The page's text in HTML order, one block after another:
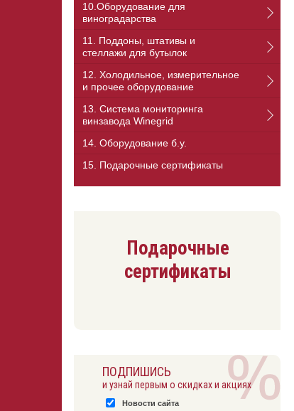
10.Оборудование для
виноградарства
11. Поддоны, штативы и
стеллажи для бутылок
12. Холодильное, измерительное
и прочее оборудование
13. Cистема мониторинга
винзавода Winegrid
14. Оборудование б.у.
15. Подарочные сертификаты
Подарочные
сертификаты
ПОДПИШИСЬ
и узнай первым о скидках и акциях
Новости сайта